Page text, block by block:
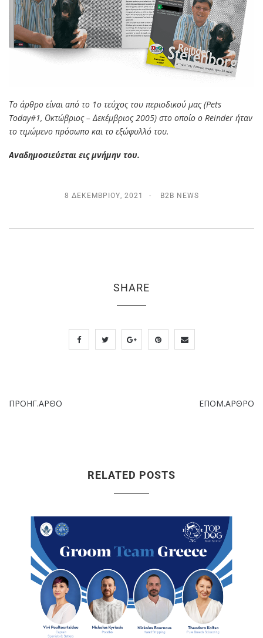
Το άρθρο είναι από το 1ο τεύχος του περιοδικού μας (Pets
Today#1, Οκτώβριος – Δεκέμβριος 2005) στο οποίο ο Reinder ήταν
το τιμώμενο πρόσωπο και το εξώφυλλό του.
Αναδημοσιεύεται εις μνήμην του.
8 ΔΕΚΕΜΒΡΊΟΥ, 2021 B2B NEWS
SHARE
ΠΡΟΗΓ.ΑΡΘΟ ΕΠΟΜ.ΑΡΘΡΟ
RELATED POSTS